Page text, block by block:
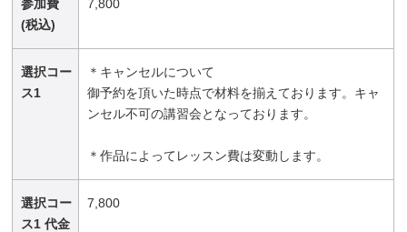
参加費
(税込)
7,800
選択コー
ス1
＊キャンセルについて
御予約を頂いた時点で材料を揃えております。キャ
ンセル不可の講習会となっております。
＊作品によってレッスン費は変動します。
選択コー
ス1 代金
7,800